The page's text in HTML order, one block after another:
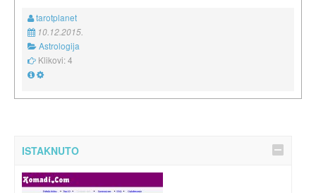
tarotplanet
10.12.2015.
Astrologija
Klikovi: 4
ISTAKNUTO